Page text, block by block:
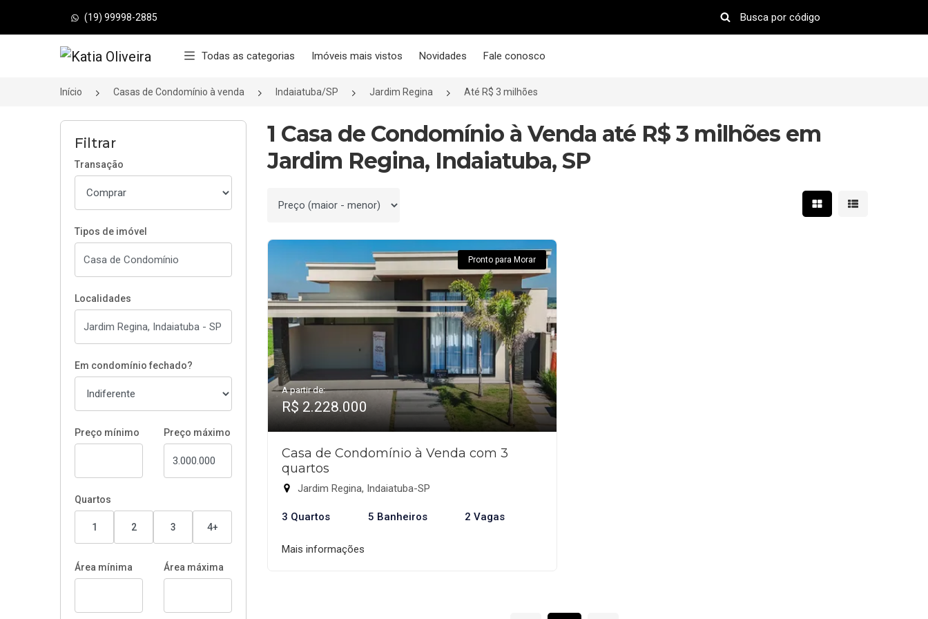
(19) 99998-2885
Página inicial Todas as categorias Imóveis mais vistos Novidades Fale conosco
Início Casas de Condomínio à venda Indaiatuba/SP Jardim Regina Até R$ 3 milhões
Filtrar
Transação
Tipos de imóvel
Localidades
Em condomínio fechado?
Preço mínimo Preço máximo
Quartos
1 2 3 4+
Área mínima Área máxima
1 Casa de Condomínio à Venda até R$ 3 milhões em
Jardim Regina, Indaiatuba, SP
Ordenar por Mostrar resultados em
Mostrar
Pronto para Morar
A partir de:
R$ 2.228.000
Casa de Condomínio à Venda com 3
quartos
Jardim Regina, Indaiatuba-SP
3 Quartos 5 Banheiros 2 Vagas
Mais informações